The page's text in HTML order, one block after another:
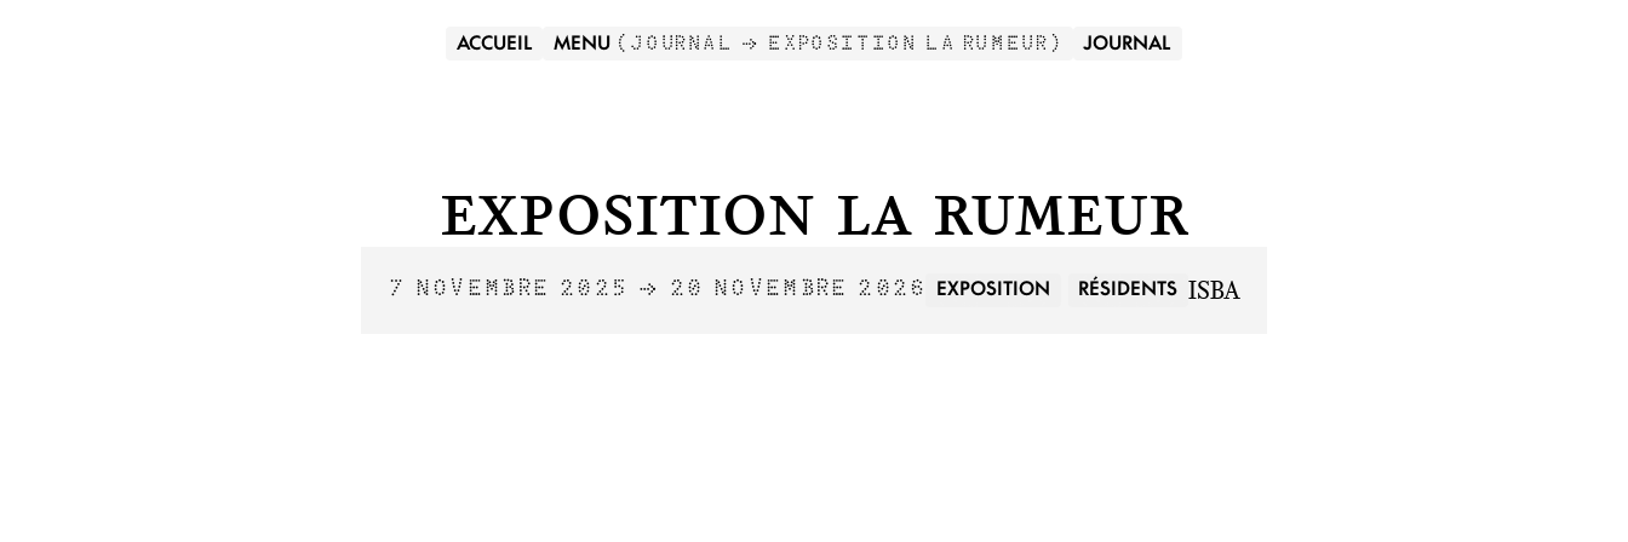
ACCUEIL MENU ( JOURNAL → EXPOSITION LA RUMEUR ) JOURNAL
Exposition La Rumeur
7 NOVEMBRE 2025 → 20 NOVEMBRE 2026 EXPOSITION RÉSIDENTS ISBA